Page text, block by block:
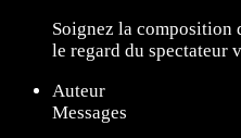
Soignez la
le regard du spectateur
Auteur
Messages